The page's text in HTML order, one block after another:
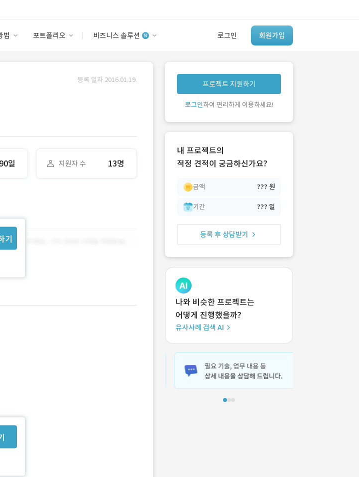
법 포트폴리오 비즈니스 솔루션 로그인 회원가입
안심 코드 케어
유사사례 검색 AI
‘이런 거’ 만들어본
개발 회사 있어?
등록 일자 2016.01.19.
90일 지원자 수 13명
기
프로젝트 지원하기
로그인하여 편리하게 이용하세요!
내 프로젝트의
적정 견적이 궁금하신가요?
금액 ??? 원
기간 ??? 일
등록 후 상담받기
나와 비슷한 프로젝트는
어떻게 진행했을까?
유사사례 검색 AI